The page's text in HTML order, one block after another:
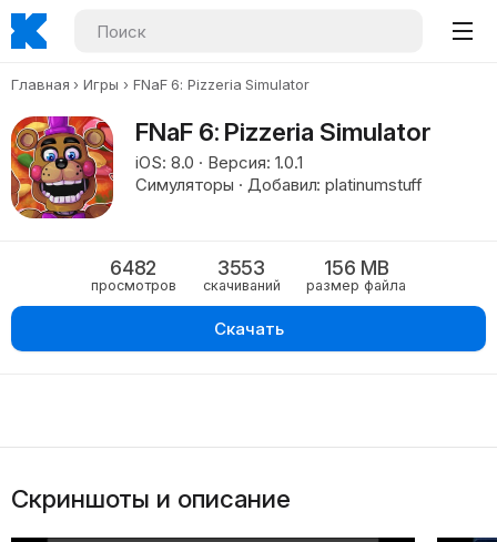
Главная Игры FNaF 6: Pizzeria Simulator
FNaF 6: Pizzeria Simulator
iOS: 8.0 · Версия: 1.0.1
Симуляторы · Добавил: platinumstuff
6482
просмотров
3553
скачиваний
156 MB
размер файла
Скачать
Скриншоты и описание